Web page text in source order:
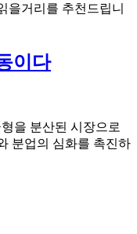
을거리를 추천드립니
이다
을 분산된 시장으로
분업의 심화를 촉진하